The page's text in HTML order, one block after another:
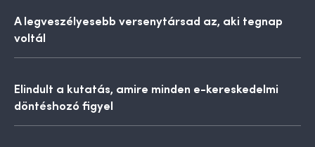
A legveszélyesebb versenytársad az, aki tegnap
voltál
Elindult a kutatás, amire minden e-kereskedelmi
döntéshozó figyel